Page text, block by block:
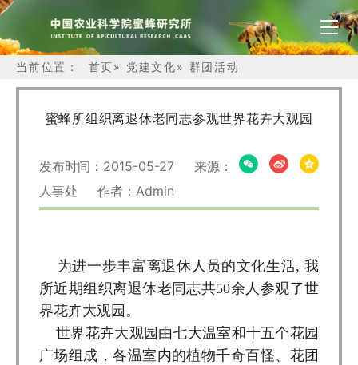
当前位置： 首页» 党建文化» 群团活动
蜜蜂所组织离退休老同志参观世界花卉大观园
发布时间：2015-05-27 来源：
人事处 作者：Admin
为进一步丰富离退休人员的文化生活, 我
所近期组织离退休老同志共50余人参观了世
界花卉大观园。
世界花卉大观园由七大温室和十五个花园
广场组成，各温室内的植物千奇百怪、花团